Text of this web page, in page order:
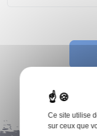
Ce site utilise
sur ceux que